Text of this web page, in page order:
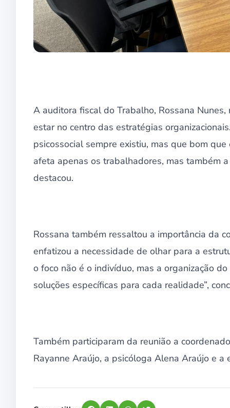
A auditora fiscal do Trabalho, Rossana
estar no centro das estratégias
psicossocial sempre existiu, mas que bom
afeta apenas os trabalhadores, mas também
destacou.
Rossana também ressaltou a importância da
enfatizou a necessidade de olhar para a
o foco não é o indivíduo, mas a organização
soluções específicas para cada realidade”,
Também participaram da reunião a
Rayanne Araújo, a psicóloga Alena Araújo e